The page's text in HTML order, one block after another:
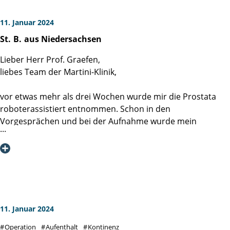
meiner schnellen Genesung führte.
11. Januar 2024
St. B. aus Niedersachsen
Lieber Herr Prof. Graefen,
liebes Team der Martini-Klinik,
vor etwas mehr als drei Wochen wurde mir die Prostata
roboterassistiert entnommen. Schon in den
Vorgesprächen und bei der Aufnahme wurde mein
Eindruck bestätigt, dass es sich um eine ausgewiesene
Fachklinik handelt, die aber auch die schwierige Situation
gut. Trotz einer etwas komplizierteren Situation im unteren
11. Januar 2024
Operation Aufenthalt Kontinenz